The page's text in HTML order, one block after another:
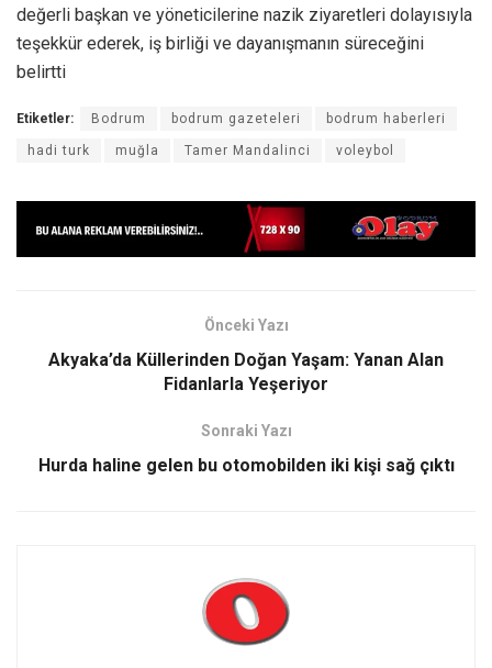
değerli başkan ve yöneticilerine nazik ziyaretleri dolayısıyla
teşekkür ederek, iş birliği ve dayanışmanın süreceğini
belirtti
Etiketler: Bodrum bodrum gazeteleri bodrum haberleri
hadi turk muğla Tamer Mandalinci voleybol
Önceki Yazı
Akyaka’da Küllerinden Doğan Yaşam: Yanan Alan
Fidanlarla Yeşeriyor
Sonraki Yazı
Hurda haline gelen bu otomobilden iki kişi sağ çıktı